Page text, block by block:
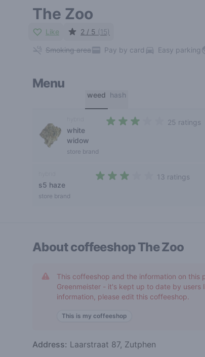
The Zoo
Like 2 / 5 (15)
Smoking area Pay by card Easy parking
Menu
weed hash
white
widow
store brand
25 ratings
s5 haze
store brand
13 ratings
About coffeeshopThe Zoo
This coffeeshop and the information on this
Greenmeister - it's kept up to date by users
information, please edit this coffeeshop.
This is my coffeeshop
Address: Laarstraat 87, Zutphen